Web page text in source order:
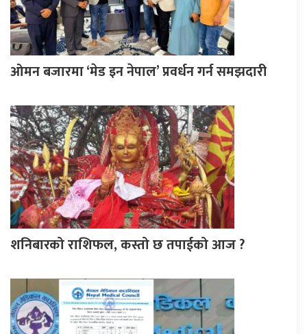
ओमन बजारमा ‘मेड इन नेपाल’ प्रवर्धन गर्न समझदारी
शनिबारको राशिफल, कस्तो छ तपाईको आज ?